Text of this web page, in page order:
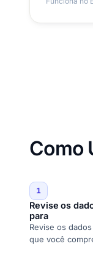
Como
1
Revise os
para
Revise os
que você